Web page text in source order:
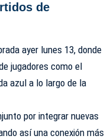
de
ayer lunes 13, donde
jugadores como el
azul a lo largo de la
por integrar nuevas
así una conexión más